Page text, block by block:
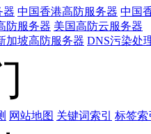
器 中国香港高防服务器 中国
防服务器 美国高防云服务器
加坡高防服务器 DNS污染处
网站地图 关键词索引 标签索